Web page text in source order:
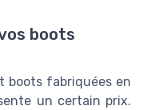
boots
boots fabriquées en
un certain prix.